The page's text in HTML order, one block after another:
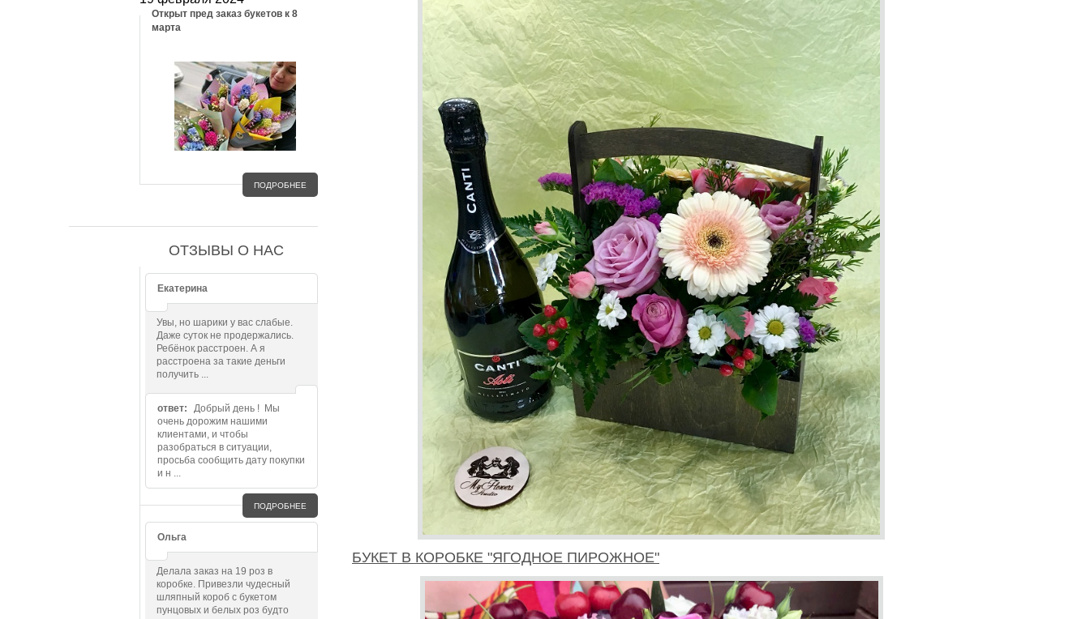
Открыт пред заказ букетов к 8
марта
ПОДРОБНЕЕ
ОТЗЫВЫ О НАС
Екатерина
Увы, но шарики у вас слабые.
Даже суток не продержались.
Ребёнок расстроен. А я
расстроена за такие деньги
получить ...
ответ:
Добрый день ! Мы
очень дорожим нашими
клиентами, и чтобы
разобраться в ситуации,
просьба сообщить дату покупки
и н ...
ПОДРОБНЕЕ
Ольга
Делала заказ на 19 роз в
коробке. Привезли чудесный
шляпный короб с букетом
пунцовых и белых роз будто
БУКЕТ В КОРОБКЕ "ЯГОДНОЕ ПИРОЖНОЕ"